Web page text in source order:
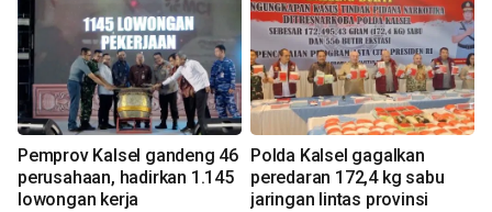
Pemprov Kalsel gandeng 46
perusahaan, hadirkan 1.145
lowongan kerja
Polda Kalsel gagalkan
peredaran 172,4 kg sabu
jaringan lintas provinsi